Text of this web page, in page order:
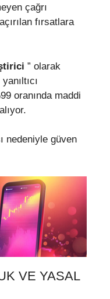
çağrı
fırsatlara
” olarak
oranında maddi
nedeniyle güven
VE YASAL